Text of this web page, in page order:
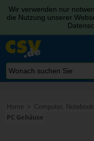
Wir verwenden nur
die Nutzung unserer
Home Computer, Notebook
PC Gehäuse